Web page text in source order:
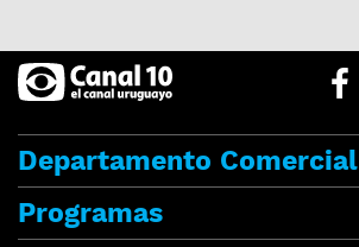
Departamento Comercial
Programas